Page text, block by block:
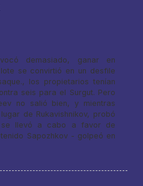
demasiado, ganar en
se convirtió en un desfile
los propietarios tenían
seis para el Surgut. Pero
no salió bien, y mientras
de Rukavishnikov, probó
se llevó a cabo a favor de
Sapozhkov - golpeó en